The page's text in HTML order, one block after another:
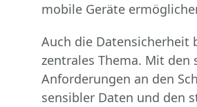
mobile Geräte
Auch die Datensicherheit
zentrales Thema. Mit den
Anforderungen an den
sensibler Daten und den